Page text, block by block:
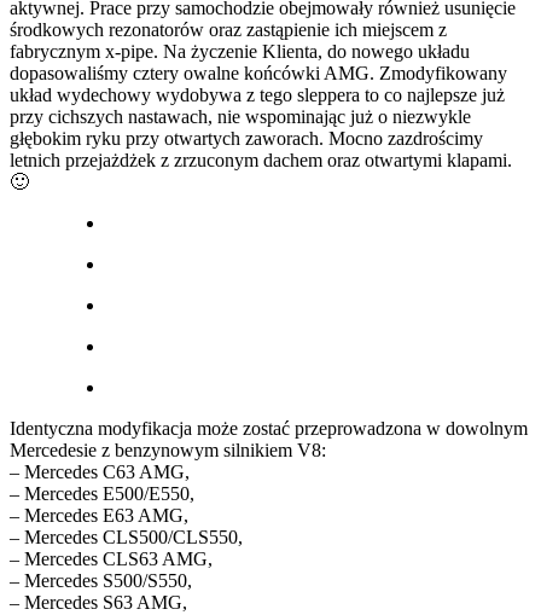
aktywnej. Prace przy samochodzie obejmowały również usunięcie
środkowych rezonatorów oraz zastąpienie ich miejscem z
fabrycznym x-pipe. Na życzenie Klienta, do nowego układu
dopasowaliśmy cztery owalne końcówki AMG. Zmodyfikowany
układ wydechowy wydobywa z tego sleppera to co najlepsze już
przy cichszych nastawach, nie wspominając już o niezwykle
głębokim ryku przy otwartych zaworach. Mocno zazdrościmy
letnich przejażdżek z zrzuconym dachem oraz otwartymi klapami.
🙂
Identyczna modyfikacja może zostać przeprowadzona w dowolnym
Mercedesie z benzynowym silnikiem V8:
– Mercedes C63 AMG,
– Mercedes E500/E550,
– Mercedes E63 AMG,
– Mercedes CLS500/CLS550,
– Mercedes CLS63 AMG,
– Mercedes S500/S550,
– Mercedes S63 AMG,